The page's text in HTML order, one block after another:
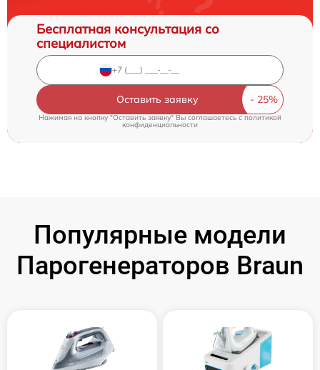
Бесплатная консультация со
специалистом
Оставить заявку
Нажимая на кнопку "Оставить заявку" Вы соглашаетесь cполитикой
конфиденциальности
Популярные модели
Парогенераторов Braun